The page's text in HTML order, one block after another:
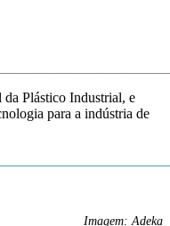
da Plástico Industrial, e
para a indústria de
Imagem: Adeka